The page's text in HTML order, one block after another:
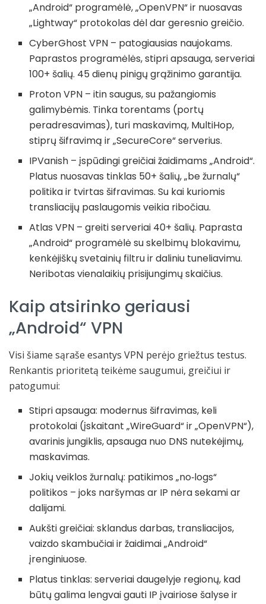
„Android“ programėlė, „OpenVPN“ ir nuosavas
„Lightway“ protokolas dėl dar geresnio greičio.
CyberGhost VPN – patogiausias naujokams.
Paprastos programėlės, stipri apsauga, serveriai
100+ šalių. 45 dienų pinigų grąžinimo garantija.
Proton VPN – itin saugus, su pažangiomis
galimybėmis. Tinka torentams (portų
peradresavimas), turi maskavimą, MultiHop,
stiprų šifravimą ir „SecureCore“ serverius.
IPVanish – įspūdingi greičiai žaidimams „Android“.
Platus nuosavas tinklas 50+ šalių, „be žurnalų“
politika ir tvirtas šifravimas. Su kai kuriomis
transliacijų paslaugomis veikia ribočiau.
Atlas VPN – greiti serveriai 40+ šalių. Paprasta
„Android“ programėlė su skelbimų blokavimu,
kenkėjiškų svetainių filtru ir daliniu tuneliavimu.
Neribotas vienalaikių prisijungimų skaičius.
Kaip atsirinko geriausi
„Android“ VPN
Visi šiame sąraše esantys VPN perėjo griežtus testus.
Renkantis prioritetą teikėme saugumui, greičiui ir
patogumui:
Stipri apsauga: modernus šifravimas, keli
protokolai (įskaitant „WireGuard“ ir „OpenVPN“),
avarinis jungiklis, apsauga nuo DNS nutekėjimų,
maskavimas.
Jokių veiklos žurnalų: patikimos „no‑logs“
politikos – joks naršymas ar IP nėra sekami ar
dalijami.
Aukšti greičiai: sklandus darbas, transliacijos,
vaizdo skambučiai ir žaidimai „Android“
įrenginiuose.
Platus tinklas: serveriai daugelyje regionų, kad
būtų galima lengvai gauti IP įvairiose šalyse ir